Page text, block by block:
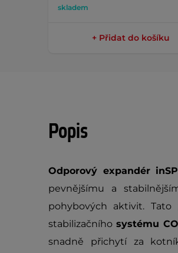
skladem
+ Přidat do košíku
Popis
Odporový expandér
pevnějšímu a
pohybových aktivit. Tato
stabilizačního systému
snadně přichytí za